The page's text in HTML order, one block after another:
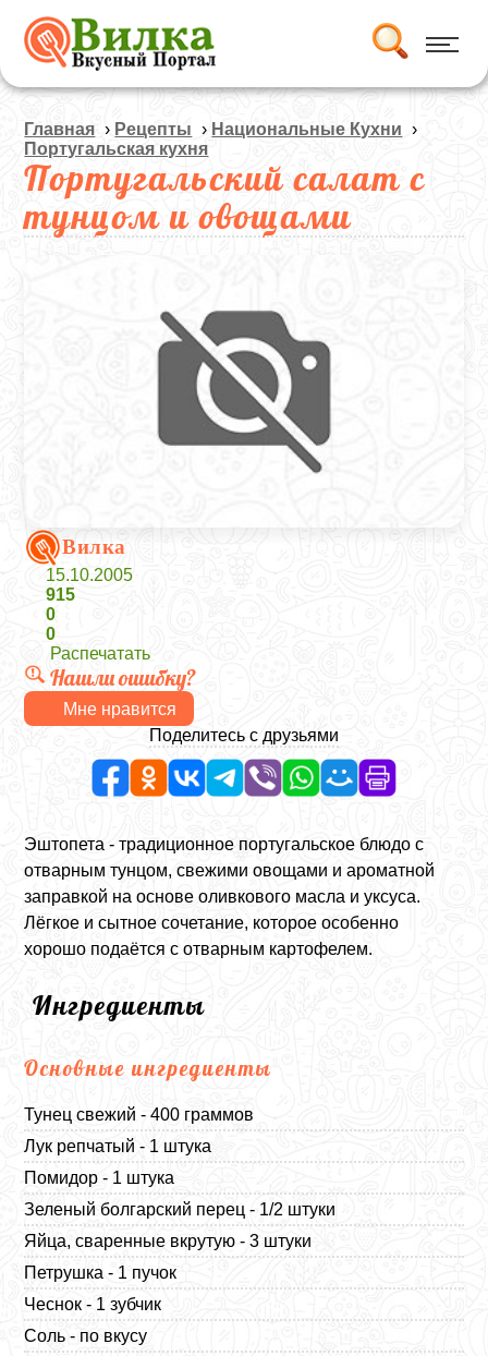
Главная › Рецепты › Национальные Кухни ›
Португальская кухня
Португальский салат с
тунцом и овощами
Вилка
15.10.2005
915
0
0
Распечатать
Нашли ошибку?
Мне нравится
Поделитесь с друзьями
Эштопета - традиционное португальское блюдо с
отварным тунцом, свежими овощами и ароматной
заправкой на основе оливкового масла и уксуса.
Лёгкое и сытное сочетание, которое особенно
хорошо подаётся с отварным картофелем.
Ингредиенты
Основные ингредиенты
Тунец свежий - 400 граммов
Лук репчатый - 1 штука
Помидор - 1 штука
Зеленый болгарский перец - 1/2 штуки
Яйца, сваренные вкрутую - 3 штуки
Петрушка - 1 пучок
Чеснок - 1 зубчик
Соль - по вкусу